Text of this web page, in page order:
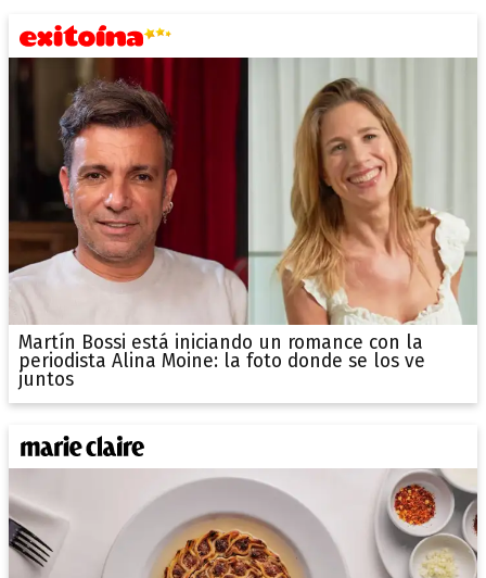
Martín Bossi está iniciando un romance con la
periodista Alina Moine: la foto donde se los ve
juntos